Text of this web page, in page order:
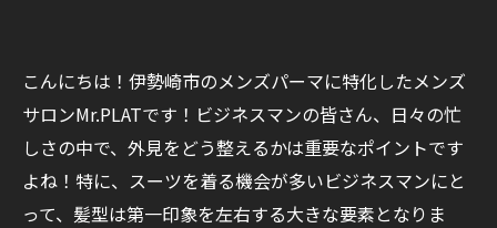
こんにちは！伊勢崎市のメンズパーマに特化したメンズ
サロンMr.PLATです！ビジネスマンの皆さん、日々の忙
しさの中で、外見をどう整えるかは重要なポイントです
よね！特に、スーツを着る機会が多いビジネスマンにと
って、髪型は第一印象を左右する大きな要素となりま